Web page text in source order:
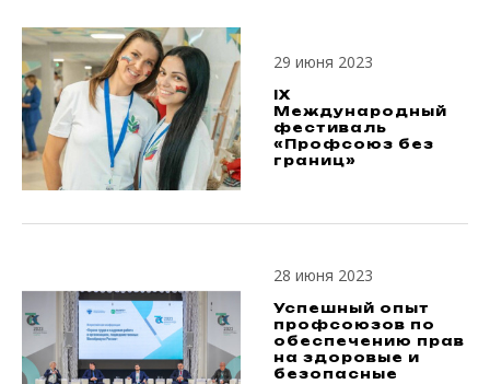
29 июня 2023
IX
Международный
фестиваль
«Профсоюз без
границ»
28 июня 2023
Успешный опыт
профсоюзов по
обеспечению прав
на здоровые и
безопасные